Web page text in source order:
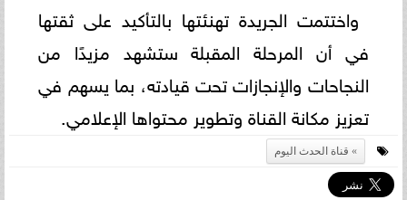
واختتمت الجريدة تهنئتها بالتأكيد على ثقتها
في أن المرحلة المقبلة ستشهد مزيدًا من
النجاحات والإنجازات تحت قيادته، بما يسهم في
تعزيز مكانة القناة وتطوير محتواها الإعلامي.
قناة الحدث اليوم